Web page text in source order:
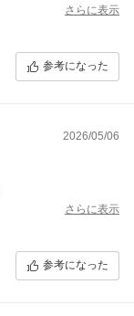
さらに表示
参考になった
2026/05/06
さらに表示
参考になった